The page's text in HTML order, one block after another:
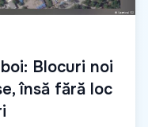
Blocuri noi
însă fără loc